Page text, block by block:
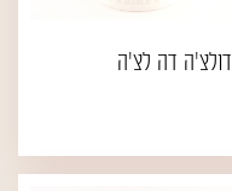
דולצ'ה דה לצ'ה